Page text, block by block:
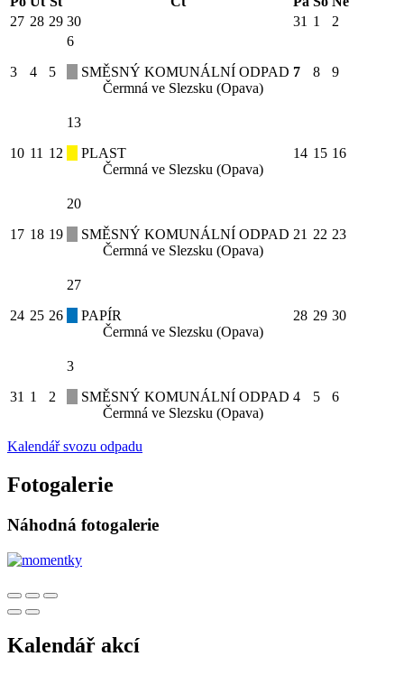
27 28 29 30 31 1 2
3 4 5
6
SMĚSNÝ KOMUNÁLNÍ ODPAD
Čermná ve Slezsku (Opava)
7 8 9
10 11 12
13
PLAST
Čermná ve Slezsku (Opava)
14 15 16
17 18 19
20
SMĚSNÝ KOMUNÁLNÍ ODPAD
Čermná ve Slezsku (Opava)
21 22 23
24 25 26
27
PAPÍR
Čermná ve Slezsku (Opava)
28 29 30
31 1 2
3
SMĚSNÝ KOMUNÁLNÍ ODPAD
Čermná ve Slezsku (Opava)
4 5 6
Kalendář svozu odpadu
Fotogalerie
Náhodná fotogalerie
Kalendář akcí